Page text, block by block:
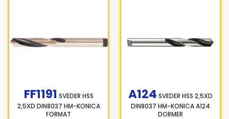
FF1191 SVEDER HSS
2,5XD DIN8037 HM-KONICA
FORMAT
A124 SVEDER HSS 2,5XD
DIN8037 HM-KONICA A124
DORMER